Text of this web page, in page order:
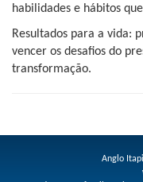
habilidades e hábitos
Resultados para a vida:
vencer os desafios do
transformação.
Anglo